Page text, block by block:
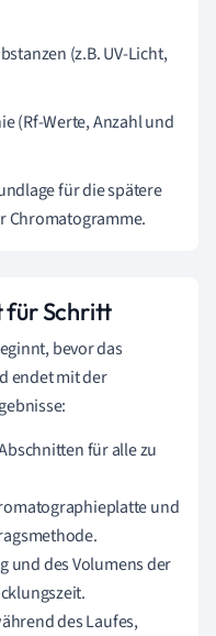
(z.B. UV-Licht,
(Rf-Werte, Anzahl und
für die spätere
Chromatogramme.
für Schritt
bevor das
endet mit der
für alle zu
und
und des Volumens der
des Laufes,